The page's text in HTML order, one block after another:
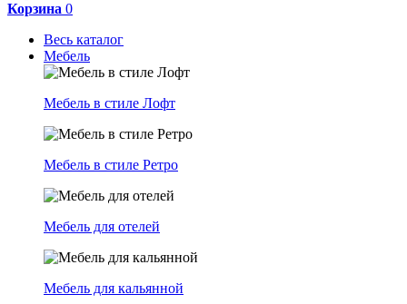
Корзина 0
Весь каталог
Мебель
Мебель в стиле Лофт
Мебель в стиле Ретро
Мебель для отелей
Мебель для кальянной